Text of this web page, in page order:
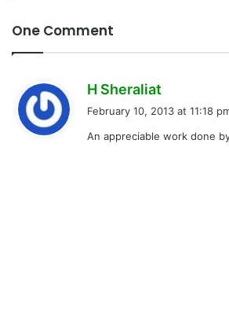
One Comment
H Sheraliat
s
February 10, 2013 at 11:18
An appreciable work done